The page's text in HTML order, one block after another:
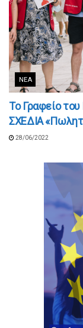
ΝΈΑ
Το Γραφείο
ΣΧΕΔΙΑ
28/06/2022